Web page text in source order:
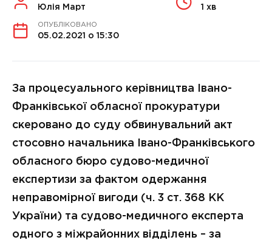
Юлія Март 1 хв
ОПУБЛІКОВАНО
05.02.2021 о 15:30
За процесуального керівництва Івано-
Франківської обласної прокуратури
скеровано до суду обвинувальний акт
стосовно начальника Івано-Франківського
обласного бюро судово-медичної
експертизи за фактом одержання
неправомірної вигоди (ч. 3 ст. 368 КК
України) та судово-медичного експерта
одного з міжрайонних відділень – за